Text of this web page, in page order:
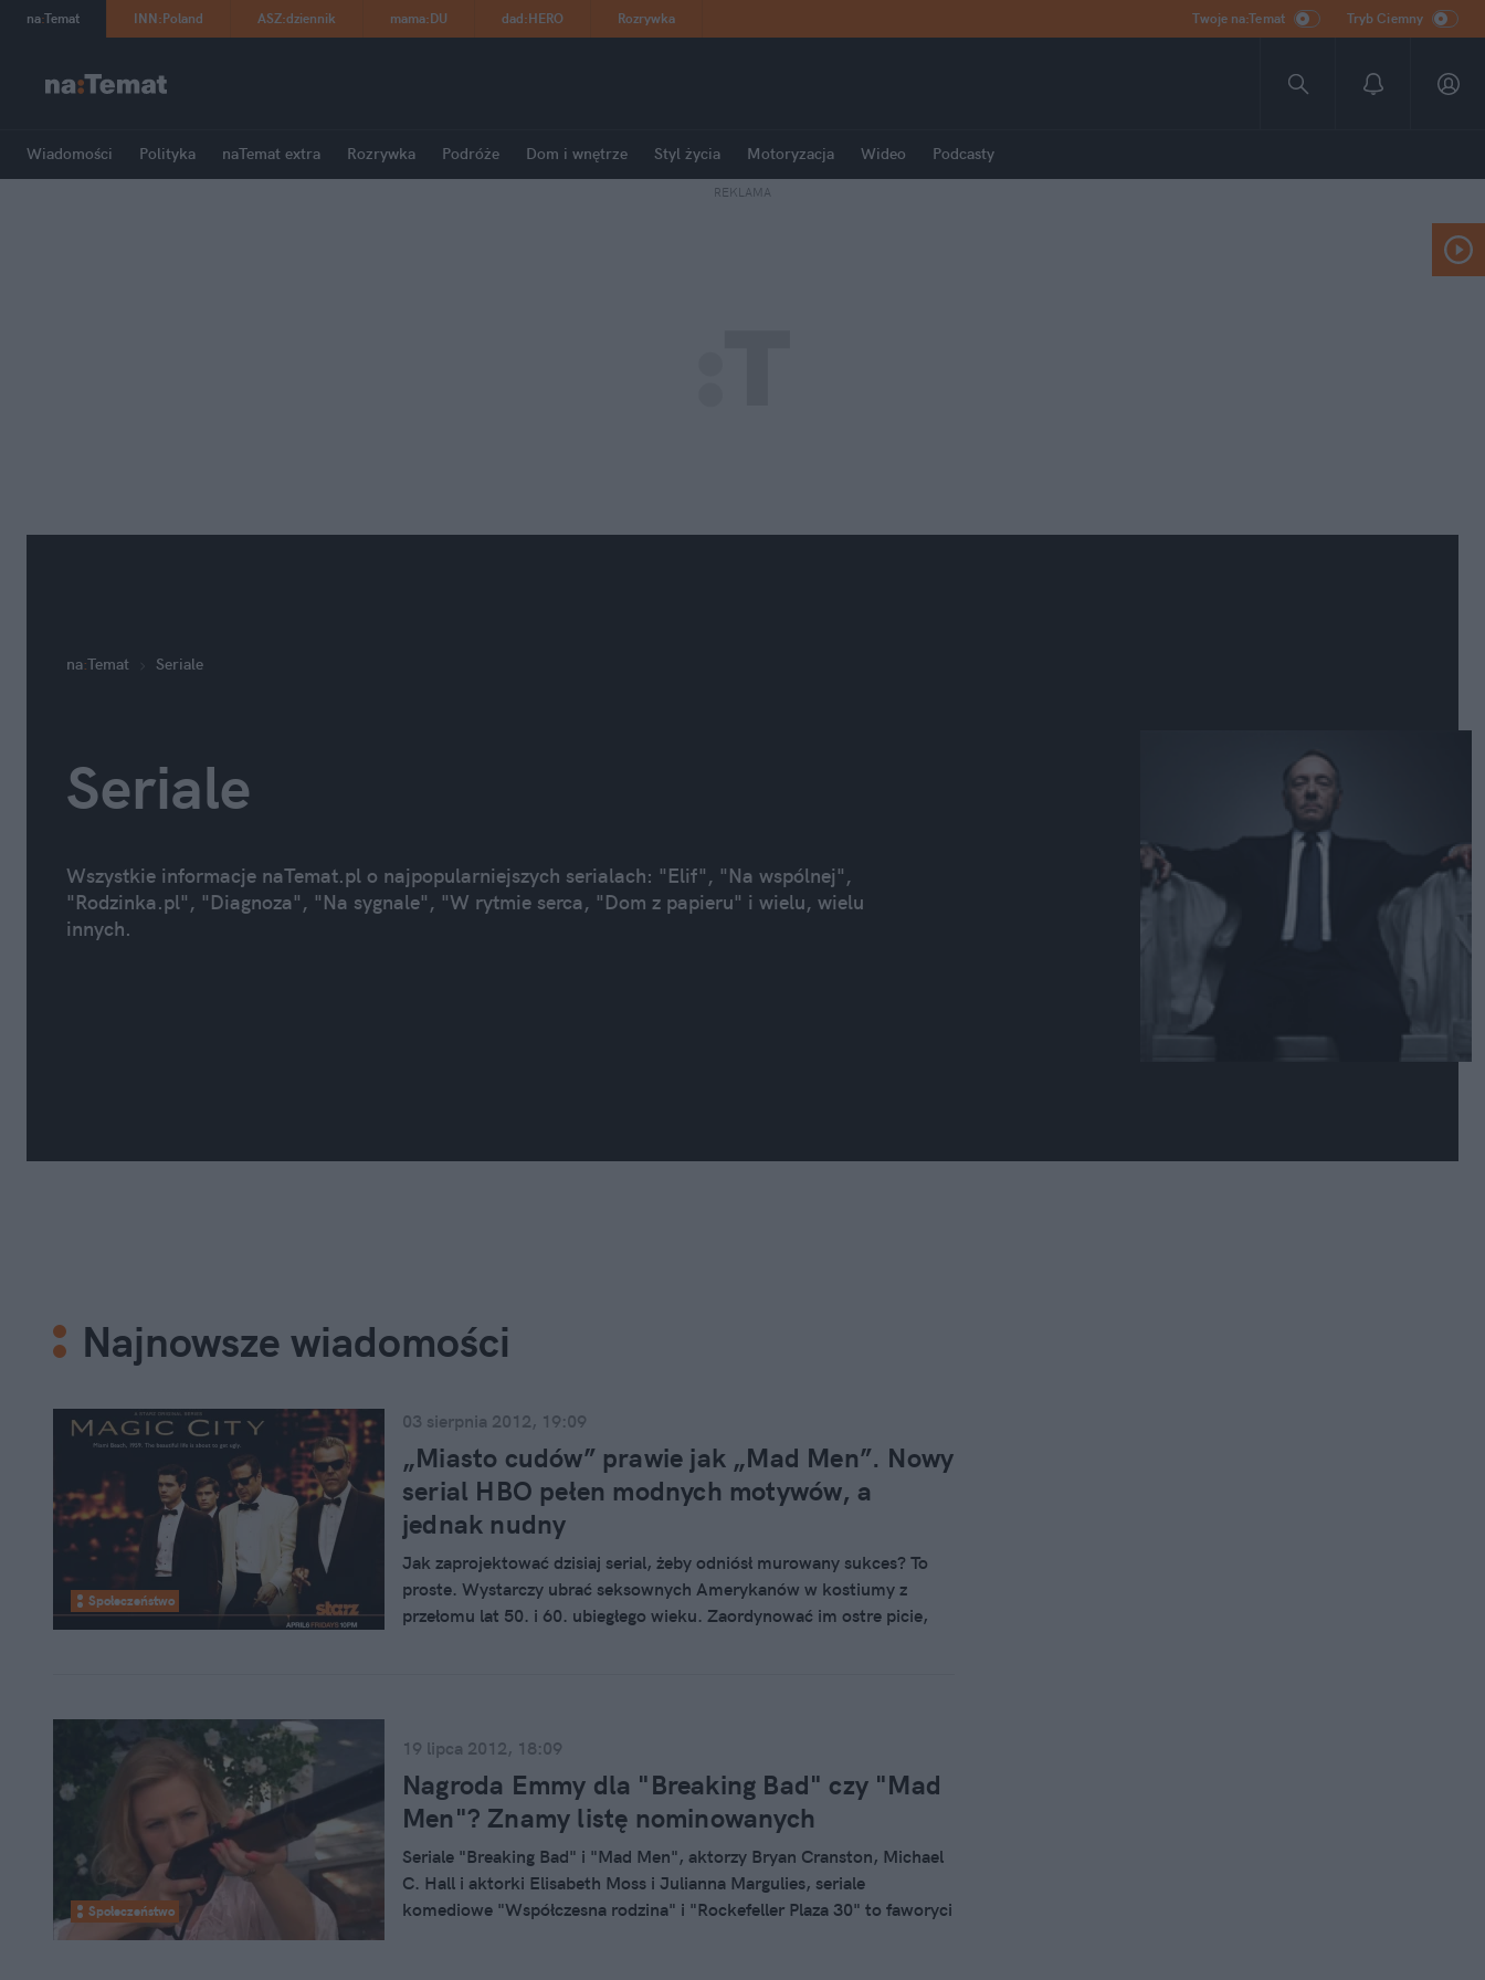
na:Temat INN:Poland ASZ:dziennik mama:DU dad:HERO Rozrywka Twoje na:Temat Tryb Ciemny
Wiadomości Polityka naTemat extra Rozrywka Podróże Dom i wnętrze Styl życia Motoryzacja Wideo Podcasty
REKLAMA
na:Temat Seriale
Seriale
Wszystkie informacje naTemat.pl o najpopularniejszych serialach: "Elif", "Na wspólnej",
"Rodzinka.pl", "Diagnoza", "Na sygnale", "W rytmie serca, "Dom z papieru" i wielu, wielu
innych.
Najnowsze wiadomości
Społeczeństwo
03 sierpnia 2012, 19:09
„Miasto cudów” prawie jak „Mad Men”. Nowy
serial HBO pełen modnych motywów, a
jednak nudny
Jak zaprojektować dzisiaj serial, żeby odniósł murowany sukces? To
proste. Wystarczy ubrać seksownych Amerykanów w kostiumy z
przełomu lat 50. i 60. ubiegłego wieku. Zaordynować im ostre picie,
Społeczeństwo
19 lipca 2012, 18:09
Nagroda Emmy dla "Breaking Bad" czy "Mad
Men"? Znamy listę nominowanych
Seriale "Breaking Bad" i "Mad Men", aktorzy Bryan Cranston, Michael
C. Hall i aktorki Elisabeth Moss i Julianna Margulies, seriale
komediowe "Współczesna rodzina" i "Rockefeller Plaza 30" to faworyci